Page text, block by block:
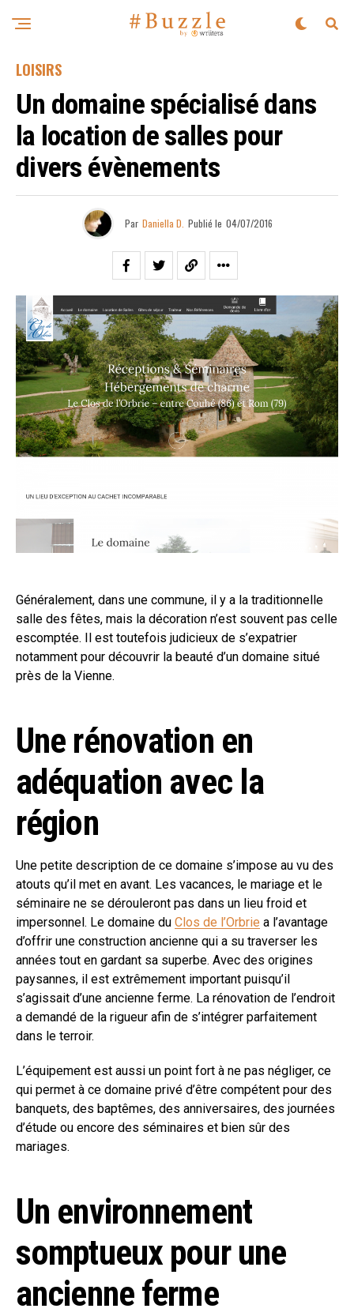
LOISIRS
Un domaine spécialisé dans
la location de salles pour
divers évènements
Par Daniella D. Publié le 04/07/2016
Généralement, dans une commune, il y a la traditionnelle
salle des fêtes, mais la décoration n’est souvent pas celle
escomptée. Il est toutefois judicieux de s’expatrier
notamment pour découvrir la beauté d’un domaine situé
près de la Vienne.
Une rénovation en
adéquation avec la
région
Une petite description de ce domaine s’impose au vu des
atouts qu’il met en avant. Les vacances, le mariage et le
séminaire ne se dérouleront pas dans un lieu froid et
impersonnel. Le domaine du Clos de l’Orbrie a l’avantage
d’offrir une construction ancienne qui a su traverser les
années tout en gardant sa superbe. Avec des origines
paysannes, il est extrêmement important puisqu’il
s’agissait d’une ancienne ferme. La rénovation de l’endroit
a demandé de la rigueur afin de s’intégrer parfaitement
dans le terroir.
L’équipement est aussi un point fort à ne pas négliger, ce
qui permet à ce domaine privé d’être compétent pour des
banquets, des baptêmes, des anniversaires, des journées
d’étude ou encore des séminaires et bien sûr des
mariages.
Un environnement
somptueux pour une
ancienne ferme